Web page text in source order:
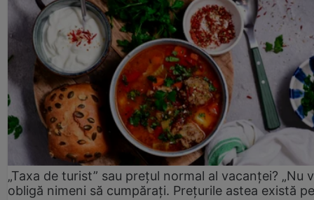
„Taxa de turist” sau prețul normal al vacanței? „Nu
obligă nimeni să cumpărați. Prețurile astea există